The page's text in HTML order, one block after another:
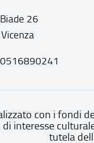
26
con i fondi
interesse
tutela